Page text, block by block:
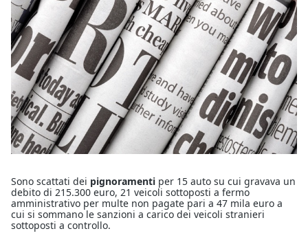
Sono scattati dei pignoramenti per 15 auto su cui gravava un
debito di 215.300 euro, 21 veicoli sottoposti a fermo
amministrativo per multe non pagate pari a 47 mila euro a
cui si sommano le sanzioni a carico dei veicoli stranieri
sottoposti a controllo.